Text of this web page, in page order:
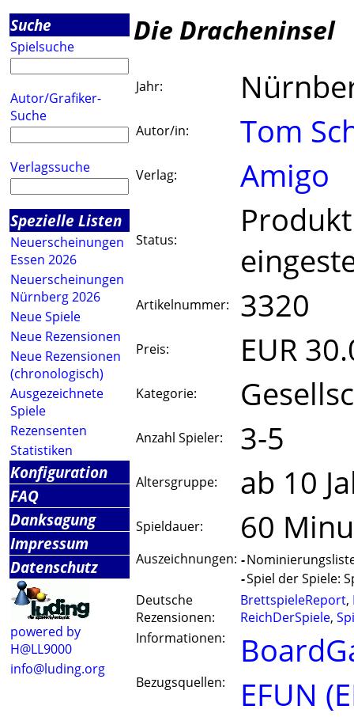
Suche
Spielsuche
Autor/Grafiker-
Suche
Verlagssuche
Spezielle Listen
Neuerscheinungen
Essen 2026
Neuerscheinungen
Nürnberg 2026
Neue Spiele
Neue Rezensionen
Neue Rezensionen
(chronologisch)
Ausgezeichnete
Spiele
Rezensenten
Statistiken
Konfiguration
FAQ
Danksagung
Impressum
Datenschutz
powered by
H@LL9000
info@luding.org
Die Dracheninsel
Jahr:
Autor/in: Tom
Verlag: Amigo
Status:
Artikelnummer: 3320
Preis: EUR
Kategorie:
Anzahl Spieler: 3-5
Altersgruppe: ab 10
Spieldauer: 60
Auszeichnungen: -
-Spiel der Spiele:
Deutsche
Rezensionen:
BrettspieleReport,
ReichDerSpiele,
Informationen:
Bezugsquellen: EFUN